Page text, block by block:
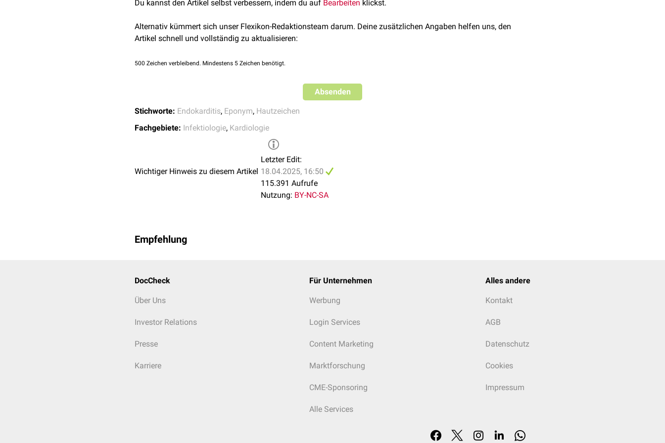
947688
Du kannst den Artikel selbst verbessern, indem du auf Bearbeiten klickst.
Alternativ kümmert sich unser Flexikon-Redaktionsteam darum. Deine zusätzlichen Angaben helfen uns, den
Artikel schnell und vollständig zu aktualisieren:
500 Zeichen verbleibend. Mindestens 5 Zeichen benötigt.
Absenden
Stichworte: Endokarditis, Eponym, Hautzeichen
Fachgebiete: Infektiologie, Kardiologie
Wichtiger Hinweis zu diesem Artikel
Letzter Edit:
18.04.2025, 16:50
115.391 Aufrufe
Nutzung: BY-NC-SA
Empfehlung
DocCheck
Über Uns
Investor Relations
Presse
Karriere
Für Unternehmen
Werbung
Login Services
Content Marketing
Marktforschung
CME-Sponsoring
Alle Services
Alles andere
Kontakt
AGB
Datenschutz
Cookies
Impressum